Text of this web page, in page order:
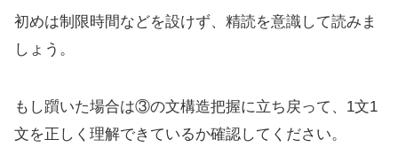
初めは制限時間などを設けず、精読を意識して読みま
しょう。
もし躓いた場合は③の文構造把握に立ち戻って、1文1
文を正しく理解できているか確認してください。